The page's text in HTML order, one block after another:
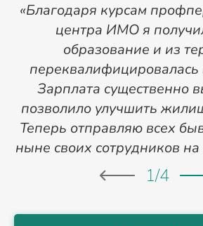
«Благодаря курсам
центра ИМО я
образование и из
переквалифицировалась
Зарплата существенно
позволило улучшить
Теперь отправляю всех
ныне своих сотрудников
1/4